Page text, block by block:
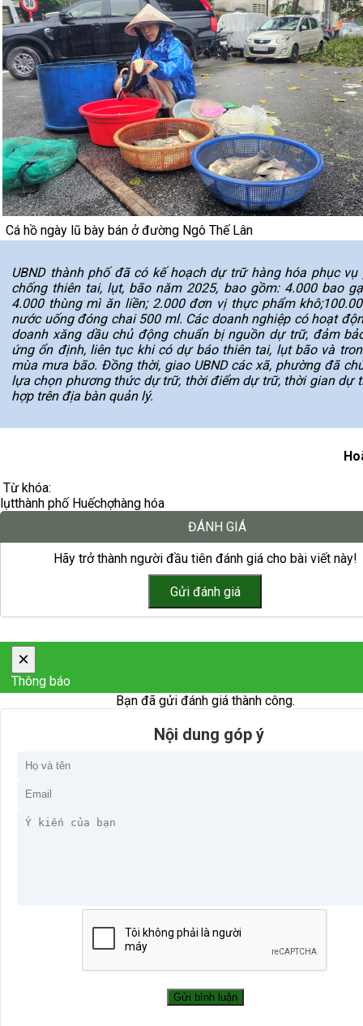
Cá hồ ngày lũ bày bán ở đường Ngô Thế Lân
UBND thành phố đã có kế hoạch dự trữ hàng hóa phục vụ
chống thiên tai, lụt, bão năm 2025, bao gồm: 4.000 bao
4.000 thùng mì ăn liền; 2.000 đơn vị thực phẩm
nước uống đóng chai 500 ml. Các doanh nghiệp có hoạt
doanh xăng dầu chủ động chuẩn bị nguồn dự trữ, đảm
ứng ổn định, liên tục khi có dự báo thiên tai, lụt bão và
mùa mưa bão. Đồng thời, giao UBND các xã, phường đã
lựa chọn phương thức dự trữ, thời điểm dự trữ, thời gian dự
hợp trên địa bàn quản lý.
Từ khóa:
lụtthành phố Huếchợhàng hóa
ĐÁNH GIÁ
Hãy trở thành người đầu tiên đánh giá cho bài viết này!
×
Thông báo
Bạn đã gửi đánh giá thành công.
Nội dung góp ý